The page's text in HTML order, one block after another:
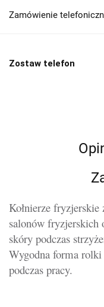
Zamówienie
Zostaw telefon
Kołnierze
salonów fryzjerskich
skóry podczas
Wygodna forma
podczas pracy.